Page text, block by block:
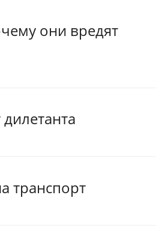
они вредят
транспорт